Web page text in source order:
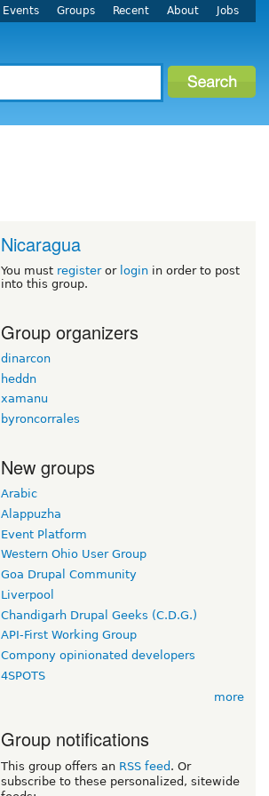
Events Groups Recent About Jobs
Nicaragua
You must registeror login in order to post
into this group.
Group organizers
dinarcon
heddn
xamanu
byroncorrales
New groups
Arabic
Alappuzha
Event Platform
Western Ohio User Group
Goa Drupal Community
Liverpool
Chandigarh Drupal Geeks (C.D.G.)
API-First Working Group
Compony opinionated developers
4SPOTS
more
Group notifications
This group offers an RSS feed . Or
subscribe to these personalized, sitewide